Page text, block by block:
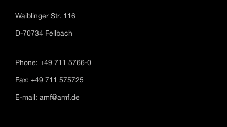
Waiblinger Str. 116
D-70734 Fellbach
Phone: +49 711 5766-0
Fax: +49 711 575725
E-mail: amf@amf.de